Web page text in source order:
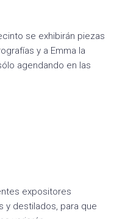
se exhibirán piezas
y a Emma la
agendando en las
expositores
y destilados, para que